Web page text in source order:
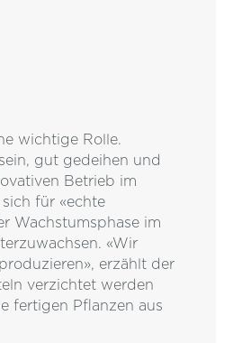
wichtige Rolle.
gut gedeihen und
Betrieb im
für «echte
Wachstumsphase im
«Wir
erzählt der
verzichtet werden
fertigen Pflanzen aus